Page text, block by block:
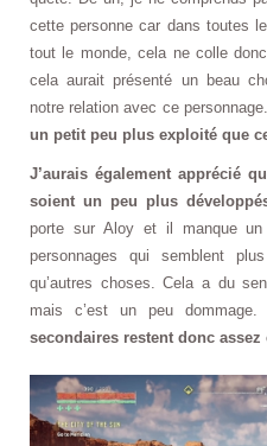
cette personne car dans toutes
tout le monde, cela ne colle
cela aurait présenté un beau
notre relation avec ce personnage.
un petit peu plus exploité que
J’aurais également apprécié
soient un peu plus
porte sur Aloy et il manque
personnages qui semblent
qu’autres choses. Cela a du
mais c’est un peu dommage.
secondaires restent donc assez